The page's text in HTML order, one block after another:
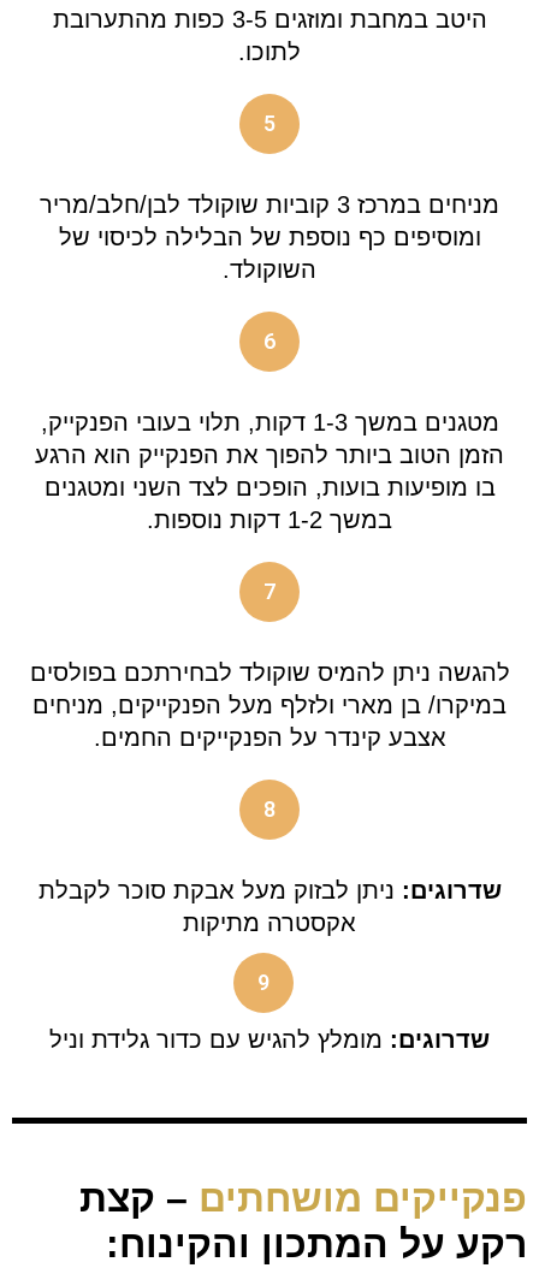
היטב במחבת ומוזגים 3-5 כפות מהתערובת
לתוכו.
5
מניחים במרכז 3 קוביות שוקולד לבן/חלב/מריר
ומוסיפים כף נוספת של הבלילה לכיסוי של
השוקולד.
6
מטגנים במשך 1-3 דקות, תלוי בעובי הפנקייק,
הזמן הטוב ביותר להפוך את הפנקייק הוא הרגע
בו מופיעות בועות, הופכים לצד השני ומטגנים
במשך 1-2 דקות נוספות.
7
להגשה ניתן להמיס שוקולד לבחירתכם בפולסים
במיקרו/ בן מארי ולזלף מעל הפנקייקים, מניחים
אצבע קינדר על הפנקייקים החמים.
8
שדרוגים: ניתן לבזוק מעל אבקת סוכר לקבלת
אקסטרה מתיקות
9
שדרוגים: מומלץ להגיש עם כדור גלידת וניל
פנקייקים מושחתים – קצת
רקע על המתכון והקינוח: